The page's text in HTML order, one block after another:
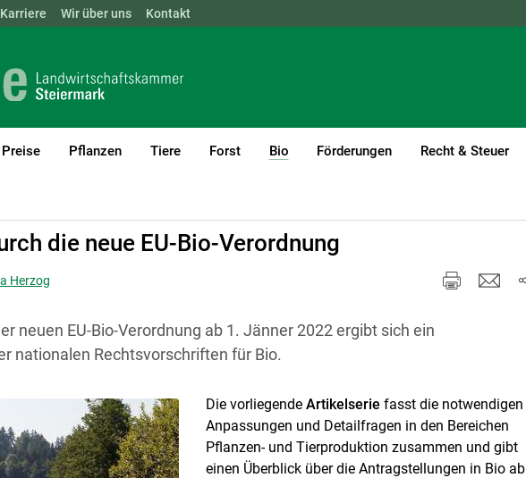
ÖSTERREICH BGLD KTN NÖ
Karriere Wir über uns Kontakt
Pflanzen Tiere Forst Bio
(current)1
Förderungen Recht & Steuer
die neue EU-Bio-Verordnung
Herzog
neuen EU-Bio-Verordnung ab 1. Jänner 2022 ergibt sich ein
nationalen Rechtsvorschriften für Bio.
Die vorliegende Artikelserie fasst die notwendigen
Anpassungen und Detailfragen in den Bereichen
Pflanzen- und Tierproduktion zusammen und gibt
einen Überblick über die Antragstellungen in Bio ab